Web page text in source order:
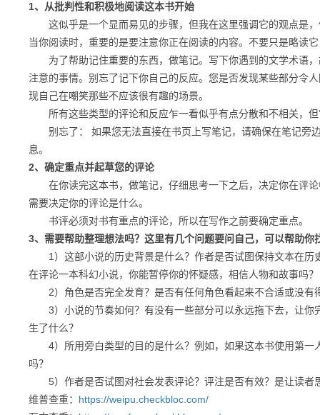
1、从批判性和积极地阅读这本书开始
这似乎是一个显而易见的步骤，但我在这里强调它的观点是，
当你阅读时，重要的是要注意你正在阅读的内容。不要只是略读
为了帮助记住重要的东西，做笔记。写下你遇到的文学术语，
注意的事情。别忘了记下你自己的反应。您是否发现某些部分令
现自己在嘲笑那些不应该很有趣的场景。
所有这些类型的评论和反应乍一看似乎有点分散和不相关，但
别忘了： 如果您无法直接在书页上写笔记，请确保在笔记旁
息。
2、确定重点并起草您的评论
在你读完这本书，做笔记，仔细思考一下之后，决定你在评论
需要决定你的评论是什么。
书评必须对书有重点的评论，所以在写作之前要确定重点。
3、需要帮助整理想法吗？这里有几个问题要问自己，可以帮助你
1）这部小说的历史背景是什么？作者是否试图保持文本在历
在评论一本科幻小说，你能暂停你的怀疑感，相信人物和故事吗？
2）角色是否完全发育？是否有任何角色看起来不合适或没有
3）小说的节奏如何？有没有一些部分可以永远拖下去，让你
生了什么？
4）所用旁白类型的目的是什么？例如，如果这本书使用第一
吗？
5）作者是否试图对社会发表评论？评注是否有效？是让读者
维普查重： https://weipu.checkbloc.com/